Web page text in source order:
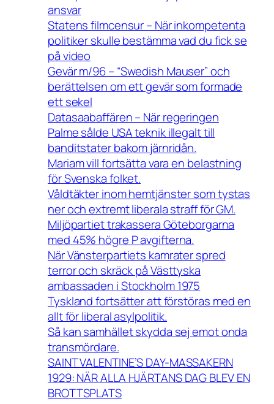
ansvar
Statens filmcensur – När inkompetenta
politiker skulle bestämma vad du fick se
på video
Gevär m/96 – “Swedish Mauser” och
berättelsen om ett gevär som formade
ett sekel
Datasaabaffären – När regeringen
Palme sålde USA teknik illegalt till
banditstater bakom järnridån.
Mariam vill fortsätta vara en belastning
för Svenska folket.
Våldtäkter inom hemtjänster som tystas
ner och extremt liberala straff för GM.
Miljöpartiet trakassera Göteborgarna
med 45% högre P avgifterna.
När Vänsterpartiets kamrater spred
terror och skräck på Västtyska
ambassaden i Stockholm 1975
Tyskland fortsätter att förstöras med en
allt för liberal asylpolitik.
Så kan samhället skydda sej emot onda
transmördare.
SAINT VALENTINE’S DAY-MASSAKERN
1929: NÄR ALLA HJÄRTANS DAG BLEV EN
BROTTSPLATS